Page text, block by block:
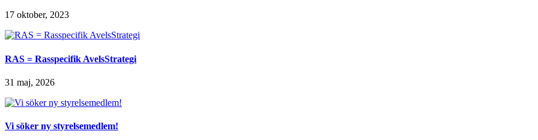
17 oktober, 2023
RAS = Rasspecifik AvelsStrategi
31 maj, 2026
Vi söker ny styrelsemedlem!